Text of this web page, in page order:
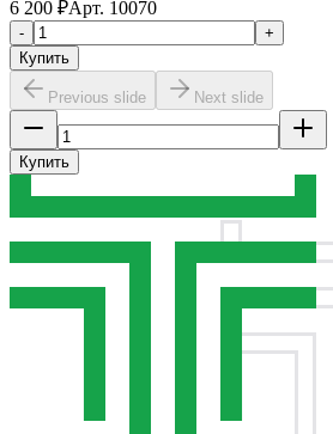
6 200 ₽Арт. 10070
-
+
Купить
Previous slide Next slide
Купить